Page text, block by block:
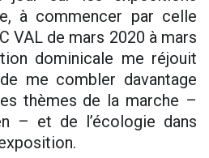
à commencer par celle
VAL de mars 2020 à mars
dominicale me réjouit
me combler davantage
thèmes de la marche –
– et de l’écologie dans